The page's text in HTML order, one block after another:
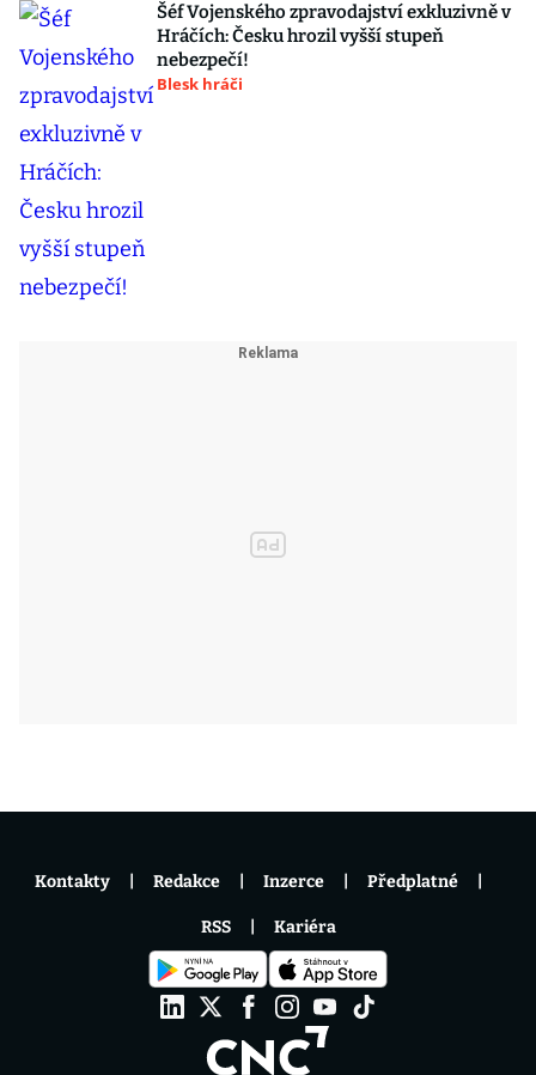
Šéf Vojenského zpravodajství exkluzivně v
Hráčích: Česku hrozil vyšší stupeň
nebezpečí!
Blesk hráči
Kontakty Redakce Inzerce Předplatné
RSS Kariéra